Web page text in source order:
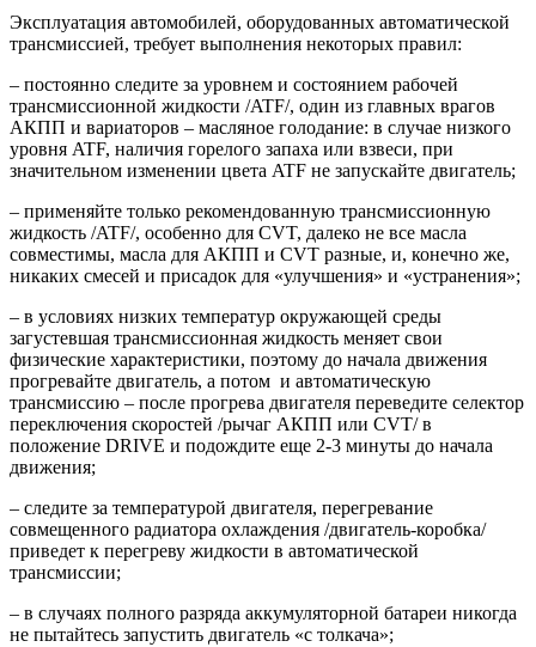
Эксплуатация автомобилей, оборудованных автоматической
трансмиссией, требует выполнения некоторых правил:
– постоянно следите за уровнем и состоянием рабочей
трансмиссионной жидкости /ATF/, один из главных врагов
АКПП и вариаторов – масляное голодание: в случае низкого
уровня ATF, наличия горелого запаха или взвеси, при
значительном изменении цвета ATF не запускайте двигатель;
– применяйте только рекомендованную трансмиссионную
жидкость /ATF/, особенно для CVT, далеко не все масла
совместимы, масла для АКПП и CVT разные, и, конечно же,
никаких смесей и присадок для «улучшения» и «устранения»;
– в условиях низких температур окружающей среды
загустевшая трансмиссионная жидкость меняет свои
физические характеристики, поэтому до начала движения
прогревайте двигатель, а потом и автоматическую
трансмиссию – после прогрева двигателя переведите селектор
переключения скоростей /рычаг АКПП или CVT/ в
положение DRIVE и подождите еще 2-3 минуты до начала
движения;
– следите за температурой двигателя, перегревание
совмещенного радиатора охлаждения /двигатель-коробка/
приведет к перегреву жидкости в автоматической
трансмиссии;
– в случаях полного разряда аккумуляторной батареи никогда
не пытайтесь запустить двигатель «с толкача»;